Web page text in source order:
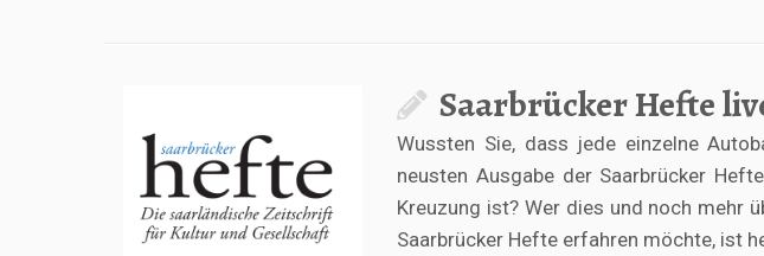
Saarbrücker Hefte
Wussten Sie, dass jede einzelne
neusten Ausgabe der Saarbrücker
Kreuzung ist? Wer dies und noch mehr
Saarbrücker Hefte erfahren möchte, ist